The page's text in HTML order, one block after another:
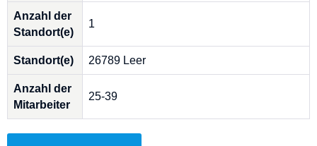
Anzahl der
Standort(e)
1
Standort(e) 26789 Leer
Anzahl der
Mitarbeiter
25-39